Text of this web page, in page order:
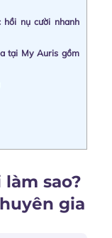
hồi nụ cười nhanh
tại My Auris gồm
sao?
gia